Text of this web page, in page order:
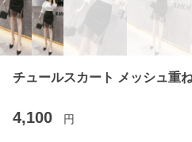
チュールスカート メッシュ重
4,100 円